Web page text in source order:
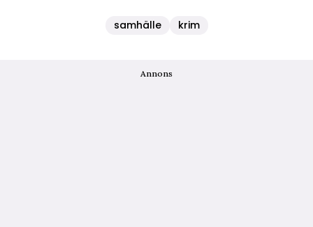
samhälle krim
Annons